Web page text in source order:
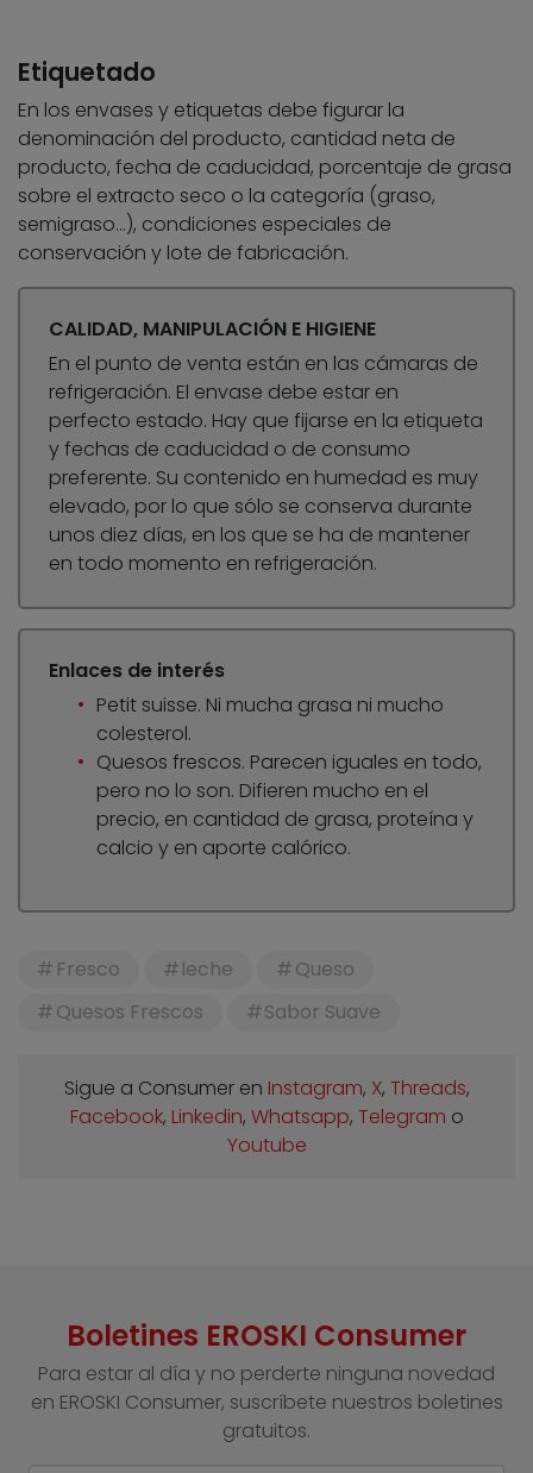
Etiquetado
En los envases y etiquetas debe figurar la
denominación del producto, cantidad neta de
producto, fecha de caducidad, porcentaje de grasa
sobre el extracto seco o la categoría (graso,
semigraso…), condiciones especiales de
conservación y lote de fabricación.
CALIDAD, MANIPULACIÓN E HIGIENE
En el punto de venta están en las cámaras de
refrigeración. El envase debe estar en
perfecto estado. Hay que fijarse en la etiqueta
y fechas de caducidad o de consumo
preferente. Su contenido en humedad es muy
elevado, por lo que sólo se conserva durante
unos diez días, en los que se ha de mantener
en todo momento en refrigeración.
Enlaces de interés
Petit suisse. Ni mucha grasa ni mucho
colesterol.
Quesos frescos. Parecen iguales en todo,
pero no lo son. Difieren mucho en el
precio, en cantidad de grasa, proteína y
calcio y en aporte calórico.
Fresco leche
Queso
Quesos Frescos
Sabor Suave
Sigue a Consumer en Instagram, X, Threads,
Facebook, Linkedin, Whatsapp, Telegram o
Youtube
Boletines EROSKI Consumer
Para estar al día y no perderte ninguna novedad
en EROSKI Consumer, suscríbete nuestros boletines
gratuitos.